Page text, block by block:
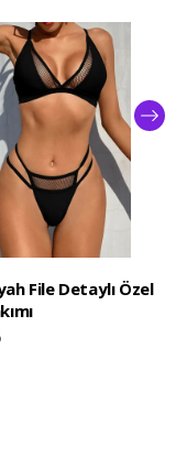
File Detaylı Özel